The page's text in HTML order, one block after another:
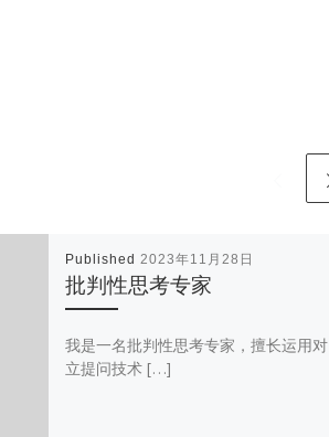
Published 2023年11月28日
批判性思考专家
我是一名批判性思考专家，擅长运用对
立提问技术 […]